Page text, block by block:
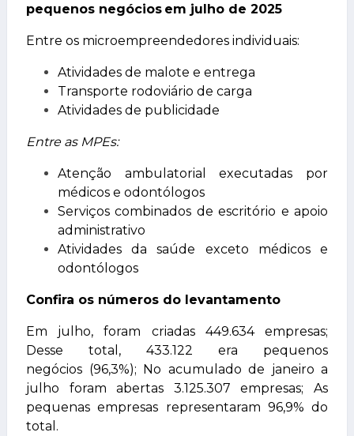
pequenos negócios em julho de 2025
Entre os microempreendedores individuais:
Atividades de malote e entrega
Transporte rodoviário de carga
Atividades de publicidade
Entre as MPEs:
Atenção ambulatorial executadas por
médicos e odontólogos
Serviços combinados de escritório e apoio
administrativo
Atividades da saúde exceto médicos e
odontólogos
Confira os números do levantamento
Em julho, foram criadas 449.634 empresas;
Desse total, 433.122 era pequenos
negócios (96,3%); No acumulado de janeiro a
julho foram abertas 3.125.307 empresas; As
pequenas empresas representaram 96,9% do
total.